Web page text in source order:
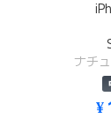
ナチ
¥